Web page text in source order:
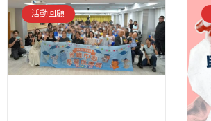
活動回顧